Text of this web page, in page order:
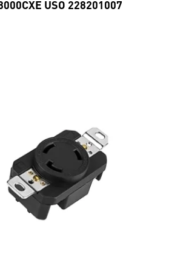
USO 228201007